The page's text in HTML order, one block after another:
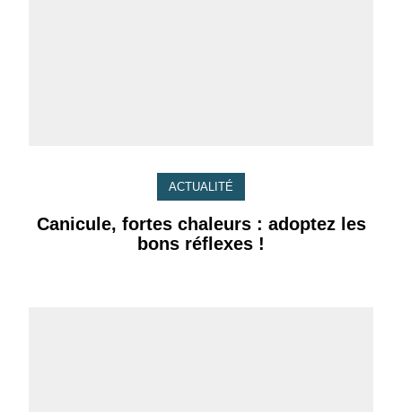
ACTUALITÉ
Canicule, fortes chaleurs : adoptez les
bons réflexes !